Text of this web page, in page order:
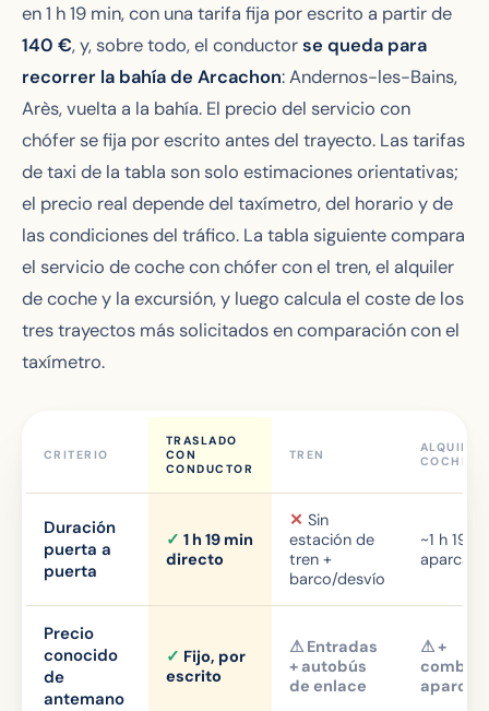
en 1 h 19 min, con una tarifa fija por escrito a partir de
140 €, y, sobre todo, el conductorse queda para
recorrer la bahía de Arcachon: Andernos-les-Bains,
Arès, vuelta a la bahía. El precio del servicio con
chófer se fija por escrito antes del trayecto. Las tarifas
de taxi de la tabla son solo estimaciones orientativas;
el precio real depende del taxímetro, del horario y de
las condiciones del tráfico. La tabla siguiente compara
el servicio de coche con chófer con el tren, el alquiler
de coche y la excursión, y luego calcula el coste de los
tres trayectos más solicitados en comparación con el
taxímetro.
CRITERIO
TRASLADO
CON
CONDUCTOR
TREN
COCHE
Duración
puerta a
puerta
✓ 1 h 19 min
directo
✕ Sin
estación de
tren +
barco/desvío
~1 h 19
Precio
conocido
de
antemano
✓ Fijo, por
escrito
⚠ Entradas
+ autobús
de enlace
⚠ +